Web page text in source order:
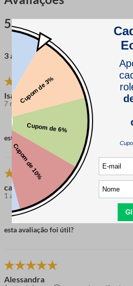
5.0
3 avaliações
Isabel V.
7 meses atrás comprador verificado
esta avaliação foi útil?
carlos
1 ano atrás
esta avaliação foi útil?
Alessandra